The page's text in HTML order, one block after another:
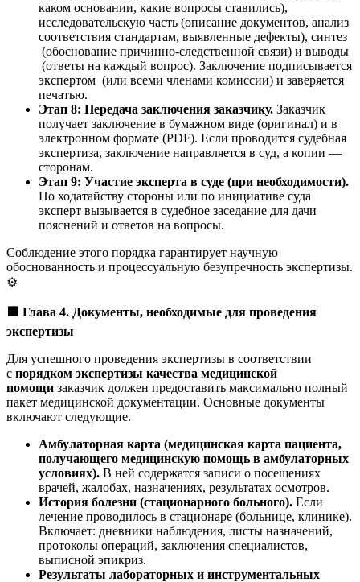
каком основании, какие вопросы ставились),
исследовательскую часть (описание документов, анализ
соответствия стандартам, выявленные дефекты), синтез
(обоснование причинно-следственной связи) и выводы
(ответы на каждый вопрос). Заключение подписывается
экспертом (или всеми членами комиссии) и заверяется
печатью.
Этап 8: Передача заключения заказчику. Заказчик
получает заключение в бумажном виде (оригинал) и в
электронном формате (PDF). Если проводится судебная
экспертиза, заключение направляется в суд, а копии —
сторонам.
Этап 9: Участие эксперта в суде (при необходимости).
По ходатайству стороны или по инициативе суда
эксперт вызывается в судебное заседание для дачи
пояснений и ответов на вопросы.
Соблюдение этого порядка гарантирует научную
обоснованность и процессуальную безупречность экспертизы.
⚙️
Глава 4. Документы, необходимые для проведения
экспертизы
Для успешного проведения экспертизы в соответствии
с порядком экспертизы качества медицинской
помощи заказчик должен предоставить максимально полный
пакет медицинской документации. Основные документы
включают следующие.
Амбулаторная карта (медицинская карта пациента,
получающего медицинскую помощь в амбулаторных
условиях). В ней содержатся записи о посещениях
врачей, жалобах, назначениях, результатах осмотров.
История болезни (стационарного больного). Если
лечение проводилось в стационаре (больнице, клинике).
Включает: дневники наблюдения, листы назначений,
протоколы операций, заключения специалистов,
выписной эпикриз.
Результаты лабораторных и инструментальных